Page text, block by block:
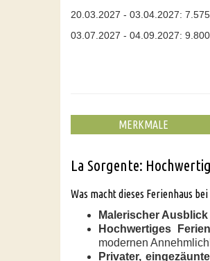
20.03.2027 - 03.04.2027:
03.07.2027 - 04.09.2027:
MERKMALE
La Sorgente:
Was macht dieses Ferienhaus bei
Malerischer Ausblick
Hochwertiges
modernen
Privater,